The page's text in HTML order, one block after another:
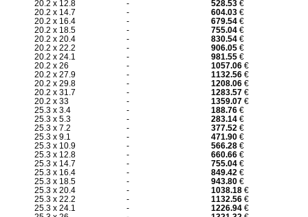
20.2 x 12.8
- 528.53€
20.2 x 14.7
- 604.03€
20.2 x 16.4
- 679.54€
20.2 x 18.5
- 755.04€
20.2 x 20.4
- 830.54€
20.2 x 22.2
- 906.05€
20.2 x 24.1
- 981.55€
20.2 x 26
- 1057.06€
20.2 x 27.9
- 1132.56€
20.2 x 29.8
- 1208.06€
20.2 x 31.7
- 1283.57€
20.2 x 33
- 1359.07€
25.3 x 3.4
- 188.76€
25.3 x 5.3
- 283.14€
25.3 x 7.2
- 377.52€
25.3 x 9.1
- 471.90€
25.3 x 10.9
- 566.28€
25.3 x 12.8
- 660.66€
25.3 x 14.7
- 755.04€
25.3 x 16.4
- 849.42€
25.3 x 18.5
- 943.80€
25.3 x 20.4
- 1038.18€
25.3 x 22.2
- 1132.56€
25.3 x 24.1
- 1226.94€